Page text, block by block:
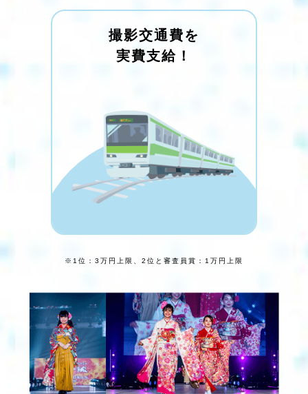
撮影交通費を
実費支給！
※1位：3万円上限、2位と審査員賞：1万円上限